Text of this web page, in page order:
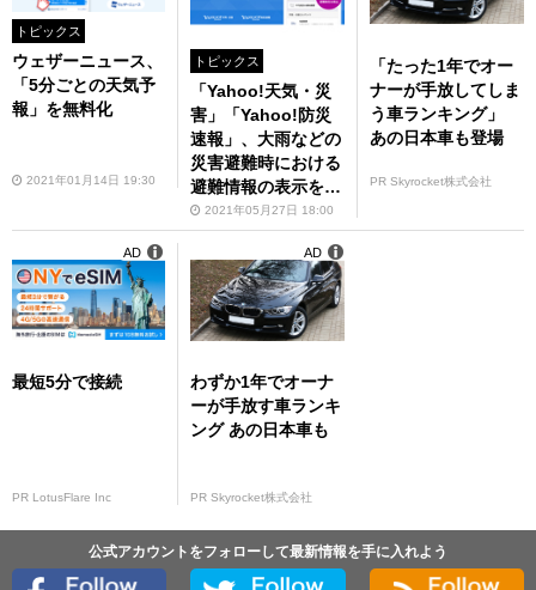
トピックス
ウェザーニュース、
「5分ごとの天気予
報」を無料化
2021年01月14日 19:30
トピックス
「Yahoo!天気・災
害」「Yahoo!防災
速報」、大雨などの
災害避難時における
避難情報の表示を変
更2021年05月27日 18:00
「たった1年でオー
ナーが手放してしま
う車ランキング」
あの日本車も登場
PR Skyrocket株式会社
最短5分で接続
PR LotusFlare Inc
AD
わずか1年でオーナ
ーが手放す車ランキ
ング あの日本車も
PR Skyrocket株式会社
AD
公式アカウントをフォローして最新情報を手に入れよう